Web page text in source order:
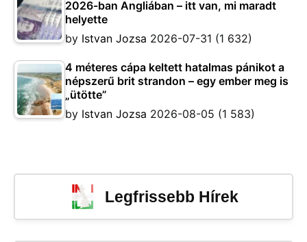
2026-ban Angliában – itt van, mi maradt
helyette
by Istvan Jozsa 2026-07-31 (1 632)
4 méteres cápa keltett hatalmas pánikot a
népszerű brit strandon – egy ember meg is
„ütötte”
by Istvan Jozsa 2026-08-05 (1 583)
Legfrissebb Hírek